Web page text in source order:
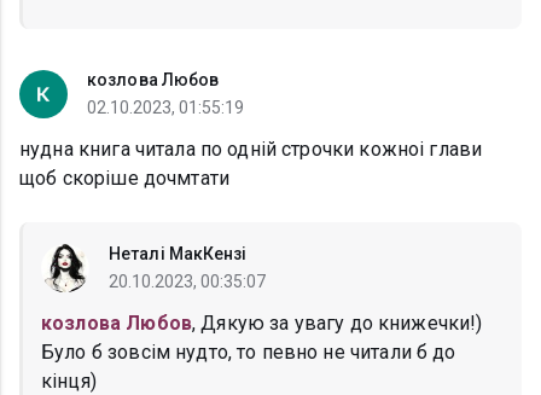
козлова Любов
02.10.2023, 01:55:19
нудна книга читала по одній строчки кожноі глави
щоб скоріше дочмтати
Неталі МакКензі
20.10.2023, 00:35:07
козлова Любов, Дякую за увагу до книжечки!)
Було б зовсім нудто, то певно не читали б до
кінця)